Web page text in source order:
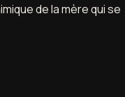
de la mère qui se